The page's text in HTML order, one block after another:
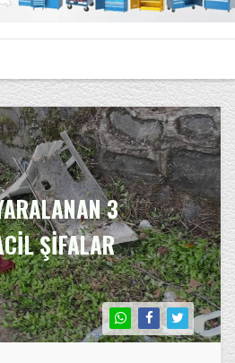
3
ŞİFALAR